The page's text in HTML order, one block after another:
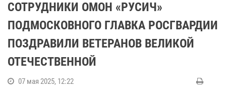
СОТРУДНИКИ ОМОН «РУСИЧ»
ПОДМОСКОВНОГО ГЛАВКА РОСГВАРДИИ
ПОЗДРАВИЛИ ВЕТЕРАНОВ ВЕЛИКОЙ
ОТЕЧЕСТВЕННОЙ
07 мая 2025, 12:22